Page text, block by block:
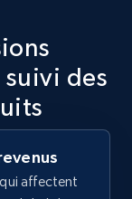
des
affectent